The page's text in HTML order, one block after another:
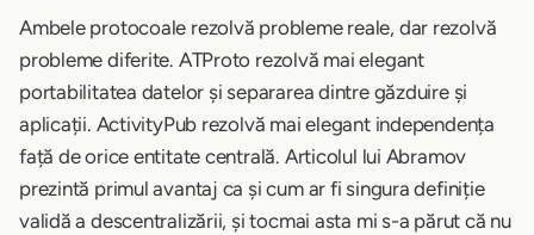
Ambele protocoale rezolvă probleme reale, dar rezolvă
probleme diferite. ATProto rezolvă mai elegant
portabilitatea datelor și separarea dintre găzduire și
aplicații. ActivityPub rezolvă mai elegant independența
față de orice entitate centrală. Articolul lui Abramov
prezintă primul avantaj ca și cum ar fi singura definiție
validă a descentralizării, și tocmai asta mi s-a părut că nu